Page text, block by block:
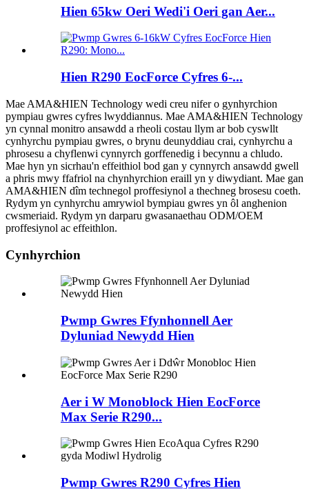
Hien 65kw Oeri Wedi'i Oeri gan Aer...
Hien R290 EocForce Cyfres 6-...
Mae AMA&HIEN Technology wedi creu nifer o gynhyrchion
pympiau gwres cyfres lwyddiannus. Mae AMA&HIEN Technology
yn cynnal monitro ansawdd a rheoli costau llym ar bob cyswllt
cynhyrchu pympiau gwres, o brynu deunyddiau crai, cynhyrchu a
phrosesu a chyflenwi cynnyrch gorffenedig i becynnu a chludo.
Mae hyn yn sicrhau'n effeithiol bod gan y cynnyrch ansawdd gwell
a phris mwy ffafriol na chynhyrchion eraill yn y diwydiant. Mae gan
AMA&HIEN dîm technegol proffesiynol a thechneg brosesu coeth.
Rydym yn cynhyrchu amrywiol bympiau gwres yn ôl anghenion
cwsmeriaid. Rydym yn darparu gwasanaethau ODM/OEM
proffesiynol ac effeithlon.
Cynhyrchion
Pwmp Gwres Ffynhonnell Aer
Dyluniad Newydd Hien
Aer i W Monoblock Hien EocForce
Max Serie R290...
Pwmp Gwres R290 Cyfres Hien